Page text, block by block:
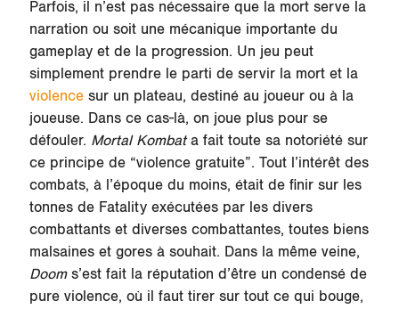
Parfois, il n’est pas nécessaire que la mort serve la
narration ou soit une mécanique importante du
gameplay et de la progression. Un jeu peut
simplement prendre le parti de servir la mort et la
violencesur un plateau, destiné au joueur ou à la
joueuse. Dans ce cas-là, on joue plus pour se
défouler. Mortal Kombata fait toute sa notoriété sur
ce principe de “violence gratuite”. Tout l’intérêt des
combats, à l’époque du moins, était de finir sur les
tonnes de Fatality exécutées par les divers
combattants et diverses combattantes, toutes biens
malsaines et gores à souhait. Dans la même veine,
Dooms’est fait la réputation d’être un condensé de
pure violence, où il faut tirer sur tout ce qui bouge,